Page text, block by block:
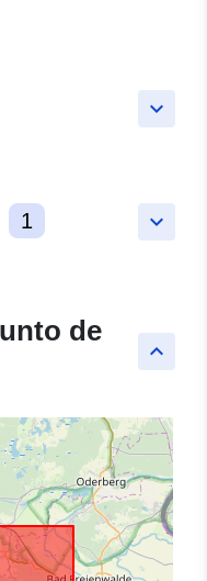
keyboard_arrow_down
keyboard_arrow_down
1
keyboard_arrow_up
de